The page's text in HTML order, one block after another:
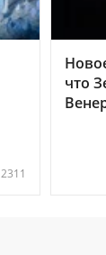
2311
что